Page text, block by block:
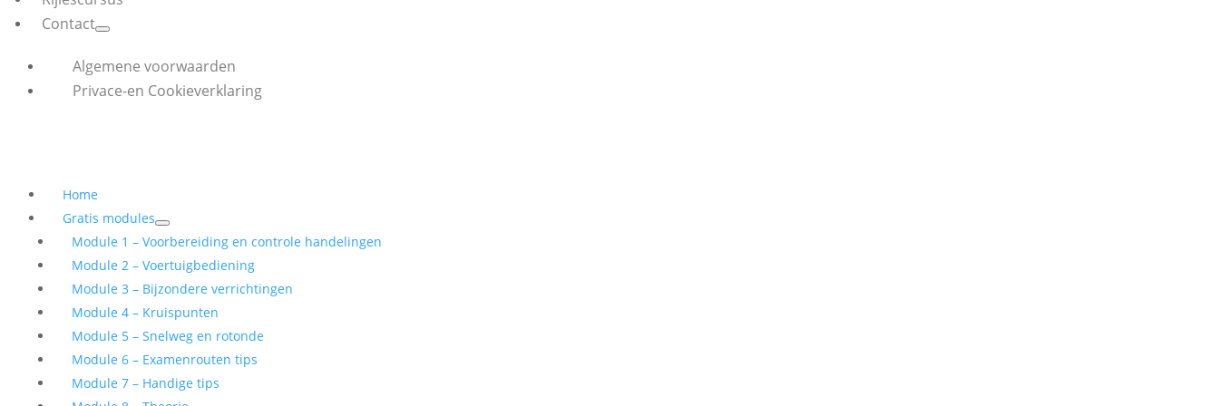
Contact
Algemene voorwaarden
Privace-en Cookieverklaring
Home
Gratis modules
Module 1 – Voorbereiding en controle handelingen
Module 2 – Voertuigbediening
Module 3 – Bijzondere verrichtingen
Module 4 – Kruispunten
Module 5 – Snelweg en rotonde
Module 6 – Examenrouten tips
Module 7 – Handige tips